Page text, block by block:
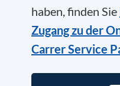
haben, finden Sie
Zugang zu der
Carrer Service